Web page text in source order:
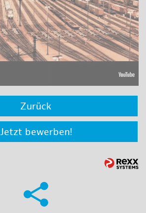
Zurück
Jetzt bewerben!